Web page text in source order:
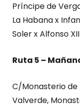
Príncipe de
La Habana x
Soler x Alfonso
Ruta 5 –
C/Monasterio de
Valverde,